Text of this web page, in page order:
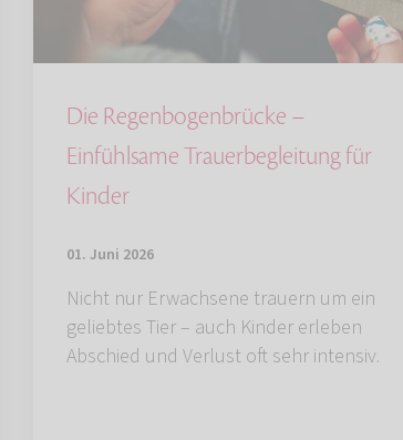
Die Regenbogenbrücke –
Einfühlsame Trauerbegleitung für
Kinder
01. Juni 2026
Nicht nur Erwachsene trauern um ein
geliebtes Tier – auch Kinder erleben
Abschied und Verlust oft sehr intensiv.